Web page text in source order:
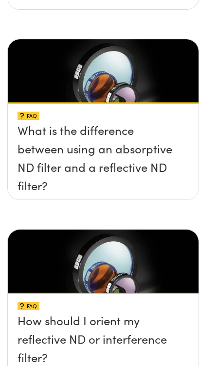
FAQ
What is the difference
between using an absorptive
ND filter and a reflective ND
filter?
FAQ
How should I orient my
reflective ND or interference
filter?